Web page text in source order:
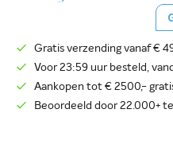
Gratis verzending vanaf €
Voor 23:59 uur besteld,
Aankopen tot € 2500,-
Beoordeeld door 22.000+